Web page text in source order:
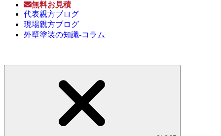
無料お見積
代表親方ブログ
現場親方ブログ
外壁塗装の知識-コラム